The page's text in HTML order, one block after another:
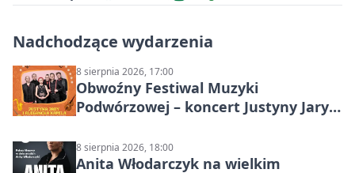
Nadchodzące wydarzenia
8 sierpnia 2026, 17:00
Obwoźny Festiwal Muzyki
Podwórzowej – koncert Justyny Jary i
8 sierpnia 2026, 18:00
Anita Włodarczyk na wielkim